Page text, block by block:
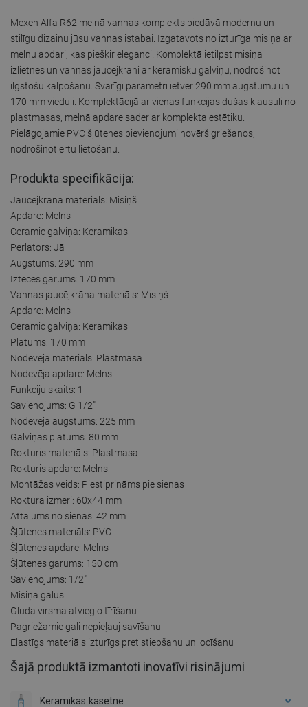
Mexen Alfa R62 melnā vannas komplekts piedāvā modernu un
stilīgu dizainu jūsu vannas istabai. Izgatavots no izturīga misiņa ar
melnu apdari, kas piešķir eleganci. Komplektā ietilpst misiņa
izlietnes un vannas jaucējkrāni ar keramisku galviņu, nodrošinot
ilgstošu kalpošanu. Svarīgi parametri ietver 290 mm augstumu un
170 mm vieduli. Komplektācijā ar vienas funkcijas dušas klausuli no
plastmasas, melnā apdare sader ar komplekta estētiku.
Pielāgojamie PVC šļūtenes pievienojumi novērš griešanos,
nodrošinot ērtu lietošanu.
Produkta specifikācija:
Jaucējkrāna materiāls: Misiņš
Apdare: Melns
Ceramic galviņa: Keramikas
Perlators: Jā
Augstums: 290 mm
Izteces garums: 170 mm
Vannas jaucējkrāna materiāls: Misiņš
Apdare: Melns
Ceramic galviņa: Keramikas
Platums: 170 mm
Nodevēja materiāls: Plastmasa
Nodevēja apdare: Melns
Funkciju skaits: 1
Savienojums: G 1/2"
Nodevēja augstums: 225 mm
Galviņas platums: 80 mm
Rokturis materiāls: Plastmasa
Rokturis apdare: Melns
Montāžas veids: Piestiprināms pie sienas
Roktura izmēri: 60x44 mm
Attālums no sienas: 42 mm
Šļūtenes materiāls: PVC
Šļūtenes apdare: Melns
Šļūtenes garums: 150 cm
Savienojums: 1/2"
Misiņa galus
Gluda virsma atvieglo tīrīšanu
Pagriežamie gali nepieļauj savīšanu
Elastīgs materiāls izturīgs pret stiepšanu un locīšanu
Šajā produktā izmantoti inovatīvi risinājumi
Keramikas kasetne